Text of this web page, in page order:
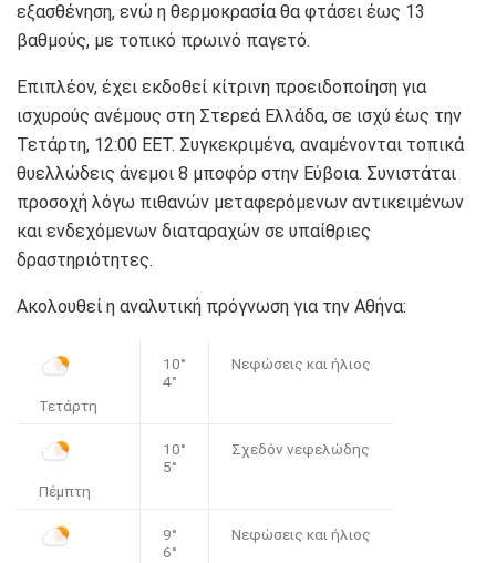
εξασθένηση, ενώ η θερμοκρασία θα φτάσει έως 13
βαθμούς, με τοπικό πρωινό παγετό.
Επιπλέον, έχει εκδοθεί κίτρινη προειδοποίηση για
ισχυρούς ανέμους στη Στερεά Ελλάδα, σε ισχύ έως την
Τετάρτη, 12:00 EET. Συγκεκριμένα, αναμένονται τοπικά
θυελλώδεις άνεμοι 8 μποφόρ στην Εύβοια. Συνιστάται
προσοχή λόγω πιθανών μεταφερόμενων αντικειμένων
και ενδεχόμενων διαταραχών σε υπαίθριες
δραστηριότητες.
Ακολουθεί η αναλυτική πρόγνωση για την Αθήνα:
Τετάρτη
10°
4°
Νεφώσεις και ήλιος
Πέμπτη
10°
5°
Σχεδόν νεφελώδης
9°
6°
Νεφώσεις και ήλιος